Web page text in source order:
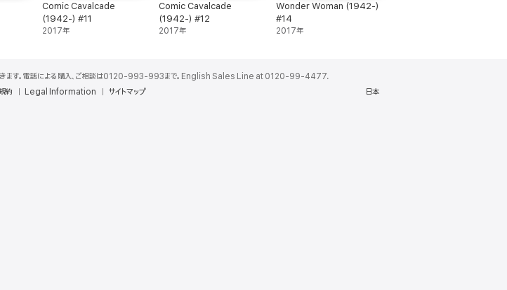
Comic Cavalcade
(1942-) #11
2017年
Comic Cavalcade
(1942-) #12
2017年
Wonder Woman (1942-)
#14
2017年
きます。電話による購入、ご相談は0120-993-993まで。English Sales Line at 0120-99-4477.
日本
約 Legal Information サイトマップ